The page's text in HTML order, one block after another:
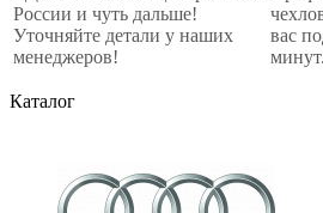
России и чуть дальше!
Уточняйте детали у наших
менеджеров!
вас
минут.
Каталог